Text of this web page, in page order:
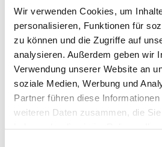
Wir verwenden Cookies, um
personalisieren, Funktionen für
zu können und die Zugriffe auf
analysieren. Außerdem geben wir
Verwendung unserer Website an
soziale Medien, Werbung und
Partner führen diese
weiteren Daten zusammen, die